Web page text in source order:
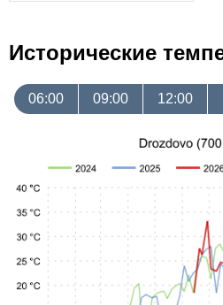
Исторические
06:00 09:00 12:00